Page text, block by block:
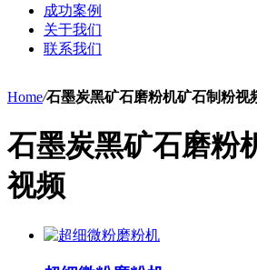
成功案例
关于我们
联系我们
Home/石墨炭黑矿石磨粉机矿石制粉视
石墨炭黑矿石磨粉
视频